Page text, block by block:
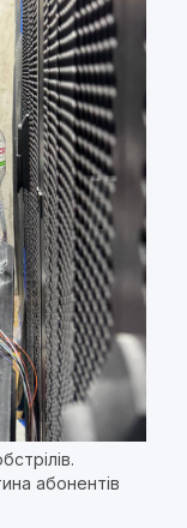
абонентів